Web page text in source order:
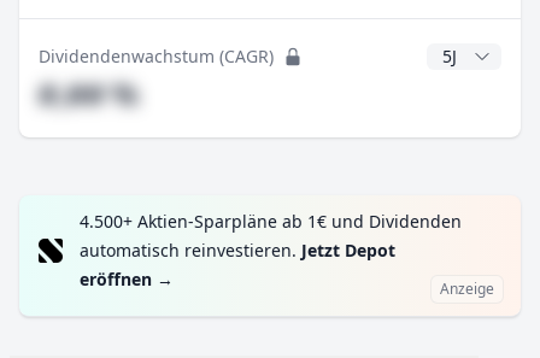
Dividendenwachstum (CAGR) CAGR Jahre
#,## %
4.500+ Aktien-Sparpläne ab 1€ und Dividenden
automatisch reinvestieren. Jetzt Depot
eröffnen → Anzeige